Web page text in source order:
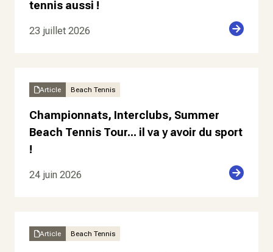
tennis aussi !
23 juillet 2026
Article Beach Tennis
Championnats, Interclubs, Summer
Beach Tennis Tour... il va y avoir du sport
!
24 juin 2026
Article Beach Tennis